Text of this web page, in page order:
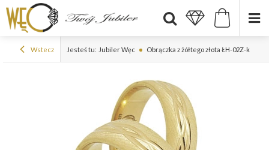
Wstecz Jesteś tu: Jubiler Węc Obrączka z żółtego złota ŁH-02Z-k